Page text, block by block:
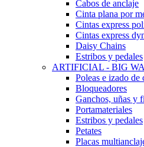
Cabos de anclaje
Cinta plana por
Cintas express
Cintas express
Daisy Chains
Estribos y pedales
ARTIFICIAL - BIG
Poleas e izado de
Bloqueadores
Ganchos, uñas y
Portamateriales
Estribos y pedales
Petates
Placas